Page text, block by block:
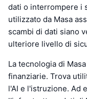
dati o interrompere i
utilizzato da Masa
scambi di dati siano
ulteriore livello di
La tecnologia di
finanziarie. Trova
l'AI e l'istruzione. Ad